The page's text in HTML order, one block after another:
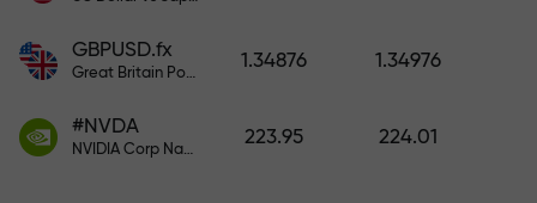
GBPUSD.fx
Great Britain Pound vs US Dollar
1.34876 1.34976
#NVDA
NVIDIA Corp Nasdaq Stock Exchange (Nasdaq) USD
223.95 224.01